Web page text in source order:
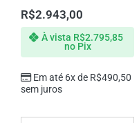
R$2.943,00
Em até 6x de R$490,50
sem juros
À vista R$2.795,85
no Pix